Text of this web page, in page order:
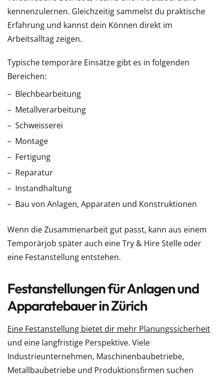
kennenzulernen. Gleichzeitig sammelst du praktische
Erfahrung und kannst dein Können direkt im
Arbeitsalltag zeigen.
Typische temporäre Einsätze gibt es in folgenden
Bereichen:
Blechbearbeitung
Metallverarbeitung
Schweisserei
Montage
Fertigung
Reparatur
Instandhaltung
Bau von Anlagen, Apparaten und Konstruktionen
Wenn die Zusammenarbeit gut passt, kann aus einem
Temporärjob später auch eine Try & Hire Stelle oder
eine Festanstellung entstehen.
Festanstellungen für Anlagen und
Apparatebauer in Zürich
Eine Festanstellung bietet dir mehr Planungssicherheit
und eine langfristige Perspektive. Viele
Industrieunternehmen, Maschinenbaubetriebe,
Metallbaubetriebe und Produktionsfirmen suchen